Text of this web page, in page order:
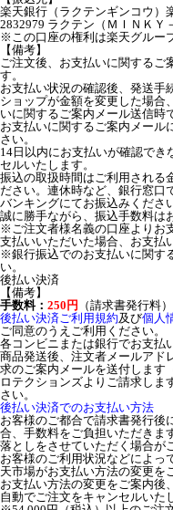
楽天銀行（ラクテンギンコウ）
2832979 ラクテン（ＭＩＮＫＹ
※この口座の権利は楽天グルー
【備考】
ご注文後、お支払いに関するご
す。
お支払い状況の確認後、発送手
ショップが金額を変更した場合
いに関するご案内メール送信時
お支払いに関するご案内メール
さい。
14日以内にお支払いが確認で
セルいたします。
振込の取扱時間はご利用される
ださい。連休時など、銀行窓口
バンキングにてお振込みくださ
誠に勝手ながら、振込手数料は
※ご注文者様名義の口座よりお
支払いいただいた場合、お支払
※銀行振込でのお支払いに関す
い。
後払い決済
【備考】
手数料： 250円 （請求書発行料
後払い決済ご利用規約及び個人
ご同意のうえご利用ください。
各コンビニまたは銀行でお支払
商品発送後、注文者メールアド
求のご案内メールを送付します
ロテクションズよりご請求しま
さい。
後払い決済でのお支払い方法
お客様のご都合で請求書発行後
合、手数料をご負担いただきま
落としをさせていただく場合が
お客様のご利用状況などによっ
天市場がお支払い方法の変更を
お支払い方法の変更をご案内後
自動でご注文をキャンセルいた